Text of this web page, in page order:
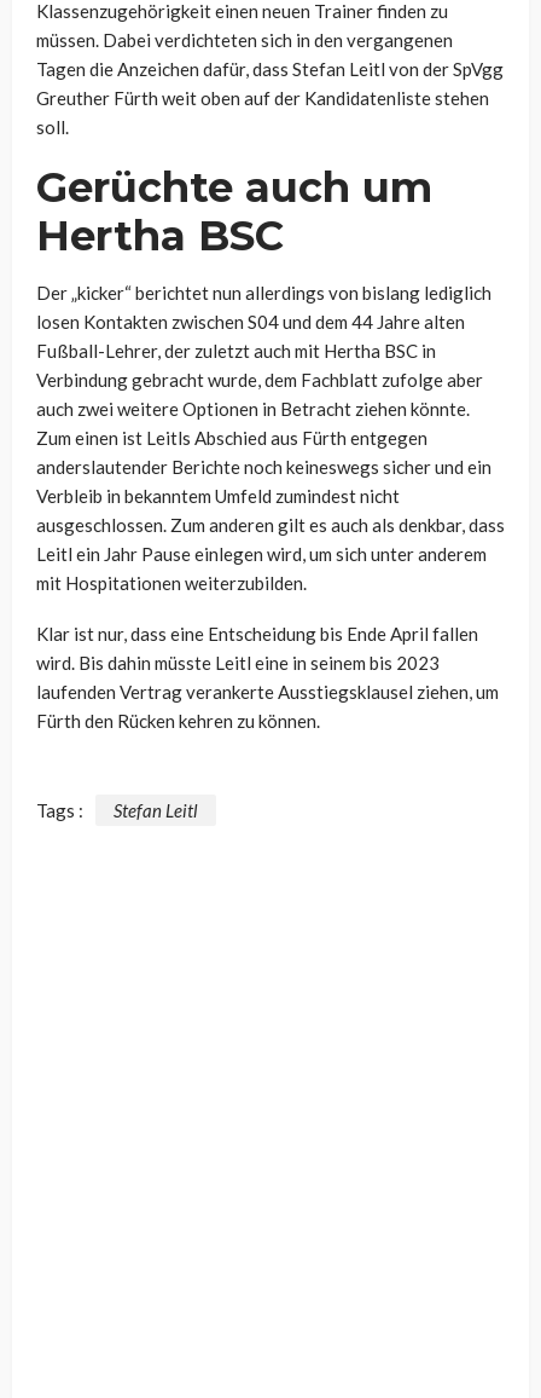
Klassenzugehörigkeit einen neuen Trainer finden zu
müssen. Dabei verdichteten sich in den vergangenen
Tagen die Anzeichen dafür, dass Stefan Leitl von der SpVgg
Greuther Fürth weit oben auf der Kandidatenliste stehen
soll.
Gerüchte auch um
Hertha BSC
Der „kicker“ berichtet nun allerdings von bislang lediglich
losen Kontakten zwischen S04 und dem 44 Jahre alten
Fußball-Lehrer, der zuletzt auch mit Hertha BSC in
Verbindung gebracht wurde, dem Fachblatt zufolge aber
auch zwei weitere Optionen in Betracht ziehen könnte.
Zum einen ist Leitls Abschied aus Fürth entgegen
anderslautender Berichte noch keineswegs sicher und ein
Verbleib in bekanntem Umfeld zumindest nicht
ausgeschlossen. Zum anderen gilt es auch als denkbar, dass
Leitl ein Jahr Pause einlegen wird, um sich unter anderem
mit Hospitationen weiterzubilden.
Klar ist nur, dass eine Entscheidung bis Ende April fallen
wird. Bis dahin müsste Leitl eine in seinem bis 2023
laufenden Vertrag verankerte Ausstiegsklausel ziehen, um
Fürth den Rücken kehren zu können.
Tags : Stefan Leitl